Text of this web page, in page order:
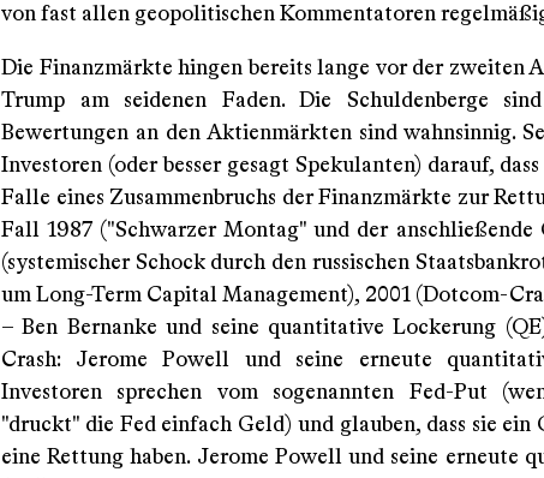
von fast allen geopolitischen Kommentatoren
Die Finanzmärkte hingen bereits lange vor der zweiten
Trump am seidenen Faden. Die Schuldenberge
Bewertungen an den Aktienmärkten sind wahnsinnig.
Investoren (oder besser gesagt Spekulanten) darauf,
Falle eines Zusammenbruchs der Finanzmärkte zur
Fall 1987 ("Schwarzer Montag" und der anschließende
(systemischer Schock durch den russischen
um Long-Term Capital Management), 2001 (Dotcom-
– Ben Bernanke und seine quantitative Lockerung
Crash: Jerome Powell und seine erneute
Investoren sprechen vom sogenannten Fed-Put
"druckt" die Fed einfach Geld) und glauben, dass sie
eine Rettung haben. Jerome Powell und seine erneute